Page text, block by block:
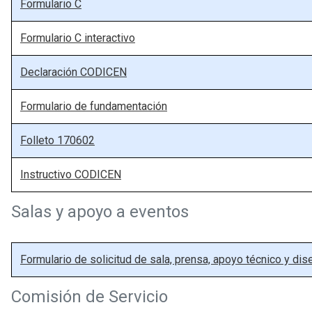
Formulario C
Formulario C interactivo
Declaración CODICEN
Formulario de fundamentación
Folleto 170602
Instructivo CODICEN
Salas y apoyo a eventos
Formulario de solicitud de sala, prensa, apoyo técnico y
Comisión de Servicio